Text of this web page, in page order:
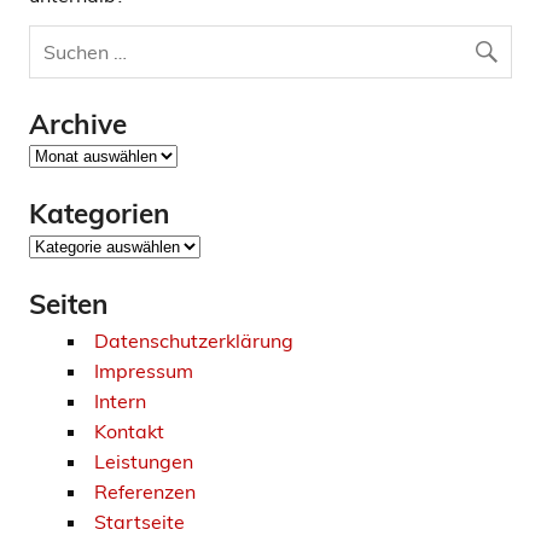
Archive
Archive
Kategorien
Kategorien
Seiten
Datenschutzerklärung
Impressum
Intern
Kontakt
Leistungen
Referenzen
Startseite